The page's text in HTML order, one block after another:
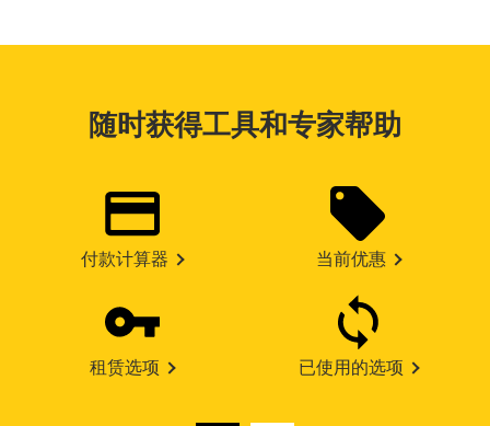
随时获得工具和专家帮助
付款计算器 当前优惠
租赁选项 已使用的选项